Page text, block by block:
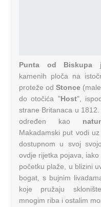
Punta od Biskupa
kamenih ploča na
proteže od Stonce
do otočića "Host",
strane Britanaca u
određen kao
Makadamski put vodi
dostupnom u svoj
ovdje rijetka pojava,
početku plaže, u blizini
bogat, s bujnim
koje pružaju
mnogim riba i ostalim